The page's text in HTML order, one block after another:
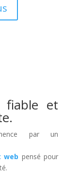
fiable et
par un
web pensé pour